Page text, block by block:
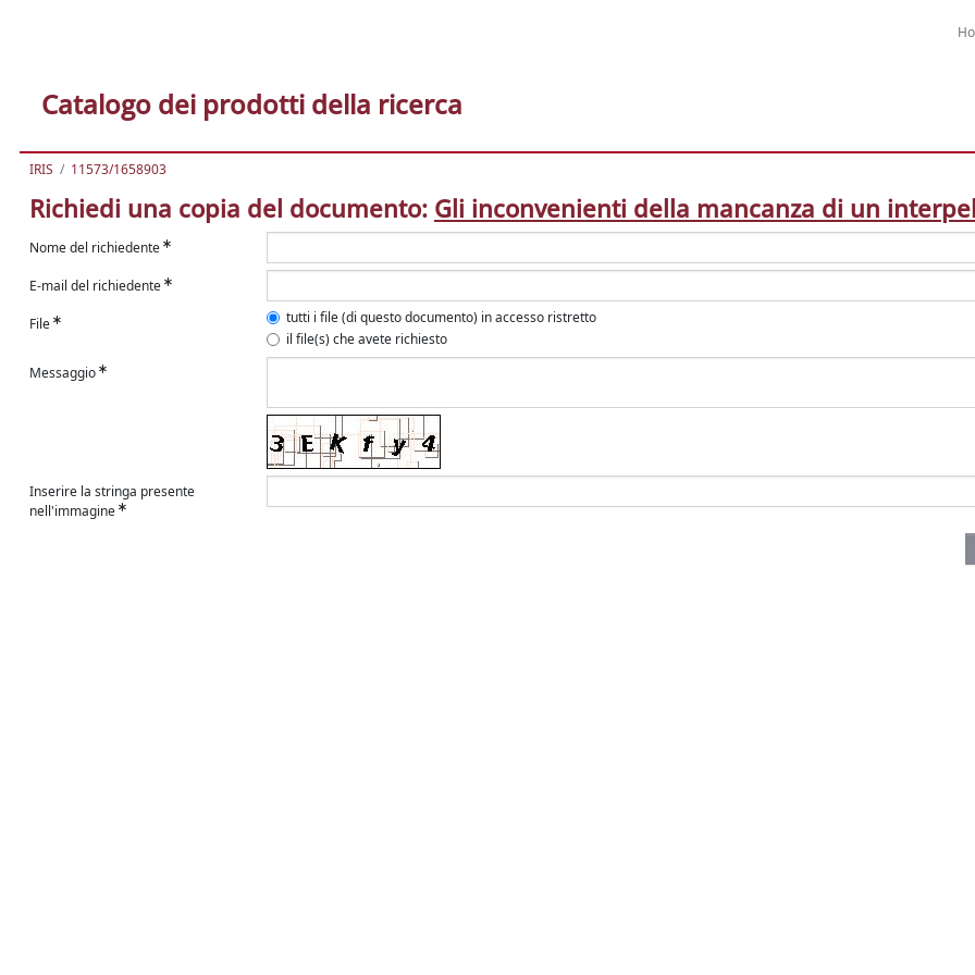
Catalogo dei prodotti della ricerca
IRIS 11573/1658903
Richiedi una copia del documento: Gli inconvenienti della mancanza di un
Nome del richiedente
E-mail del richiedente
File
tutti i file (di questo documento) in accesso ristretto
il file(s) che avete richiesto
Messaggio
Inserire la stringa presente
nell'immagine